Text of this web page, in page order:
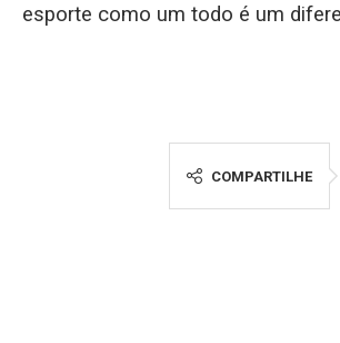
esporte como um todo é um
COMPARTILHE